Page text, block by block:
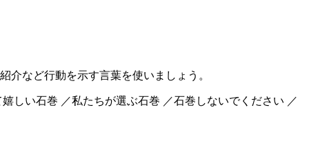
介など行動を示す言葉を使いましょう。
しい石巻 ／私たちが選ぶ石巻 ／石巻しないでください ／